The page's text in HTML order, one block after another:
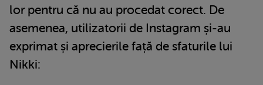
lor pentru că nu au procedat corect. De
asemenea, utilizatorii de Instagram și-au
exprimat și aprecierile față de sfaturile lui
Nikki: